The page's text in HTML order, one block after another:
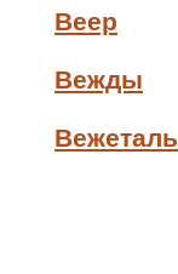
Веер
Вежды
Вежеталь